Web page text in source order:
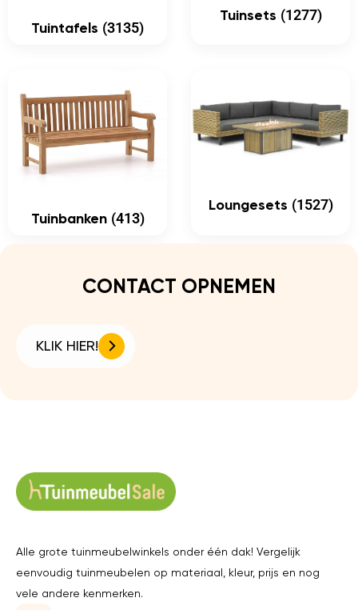
Tuintafels (3135)
Tuinsets (1277)
Tuinbanken (413)
Loungesets (1527)
CONTACT OPNEMEN
KLIK HIER!
Alle grote tuinmeubelwinkels onder één dak! Vergelijk
eenvoudig tuinmeubelen op materiaal, kleur, prijs en nog
vele andere kenmerken.